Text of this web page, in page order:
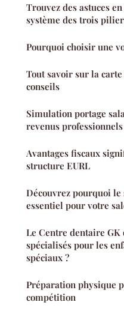
Trouvez des astuces
système des trois
Pourquoi choisir une
Tout savoir sur la
conseils
Simulation portage
revenus professionnels
Avantages fiscaux
structure EURL
Découvrez pourquoi
essentiel pour votre
Le Centre dentaire
spécialisés pour les
spéciaux ?
Préparation physique
compétition